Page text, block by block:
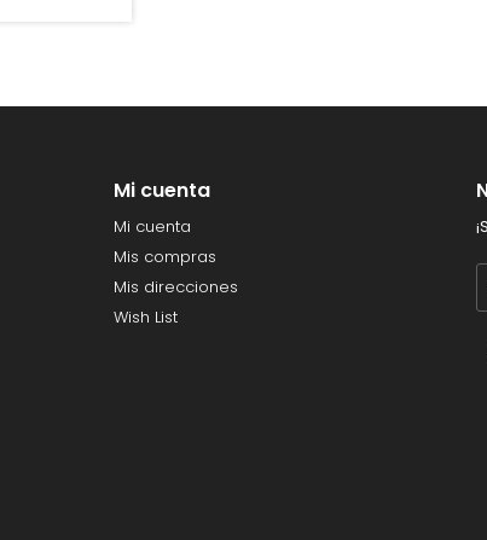
Mi cuenta
Mi cuenta
Mis compras
Mis direcciones
Wish List